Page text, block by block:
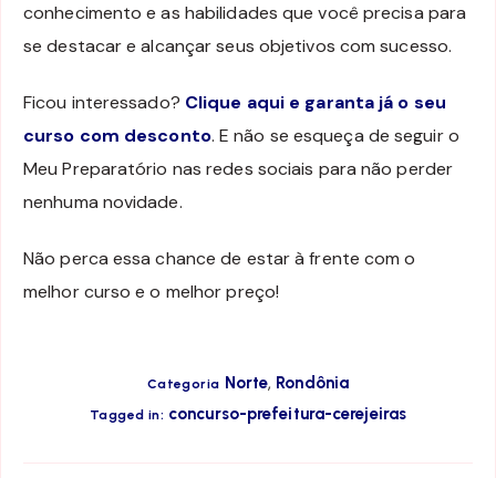
conhecimento e as habilidades que você precisa para
se destacar e alcançar seus objetivos com sucesso.
Ficou interessado? Clique aqui e garanta já o seu
curso com desconto. E não se esqueça de seguir o
Meu Preparatório nas redes sociais para não perder
nenhuma novidade.
Não perca essa chance de estar à frente com o
melhor curso e o melhor preço!
Categoria Norte, Rondônia
Tagged in: concurso-prefeitura-cerejeiras